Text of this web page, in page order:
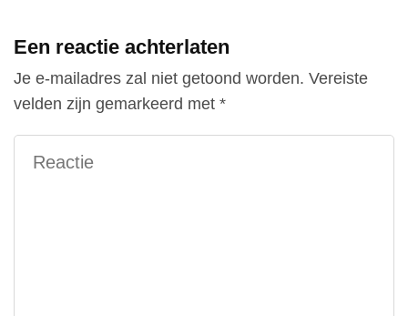
Een reactie achterlaten
Je e-mailadres zal niet getoond worden. Vereiste
velden zijn gemarkeerd met *